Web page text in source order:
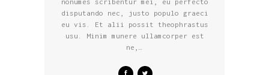
nonumes scribentur mei, eu perfecto
disputando nec, justo populo graeci
eu vis. Et alii possit theophrastus
usu. Minim munere ullamcorper est
ne,…